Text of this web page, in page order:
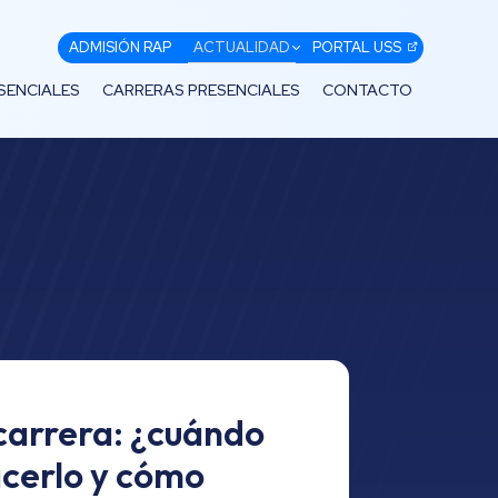
ADMISIÓN RAP ACTUALIDAD PORTAL USS
CARRERAS PRESENCIALES CONTACTO
¿cuándo
y cómo